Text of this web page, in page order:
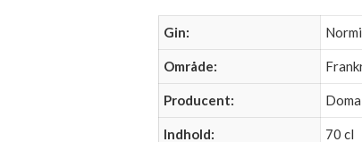
Gin:
Område:
Producent:
Indhold: 70 cl